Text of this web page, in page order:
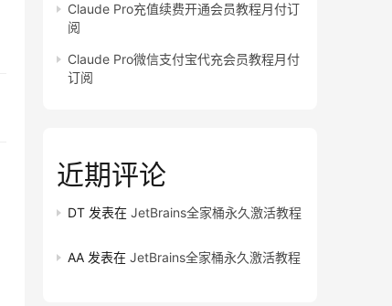
Claude Pro充值续费开通会员教程月付订
阅
Claude Pro微信支付宝代充会员教程月付
订阅
近期评论
DT 发表在 JetBrains全家桶永久激活教程
AA 发表在 JetBrains全家桶永久激活教程